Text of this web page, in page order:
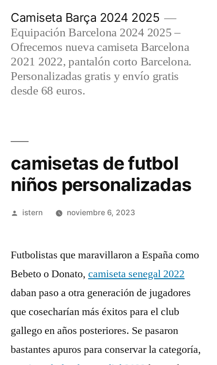
contenido
Camiseta Barça 2024 2025
Equipación Barcelona 2024 2025 –
Ofrecemos nueva camiseta Barcelona
2021 2022, pantalón corto Barcelona.
Personalizadas gratis y envío gratis
desde 68 euros.
camisetas de futbol
niños personalizadas
Publicado
istern noviembre 6, 2023
Futbolistas que maravillaron a España como
Bebeto o Donato, camiseta senegal 2022
daban paso a otra generación de jugadores
que cosecharían más éxitos para el club
gallego en años posteriores. Se pasaron
bastantes apuros para conservar la categoría,